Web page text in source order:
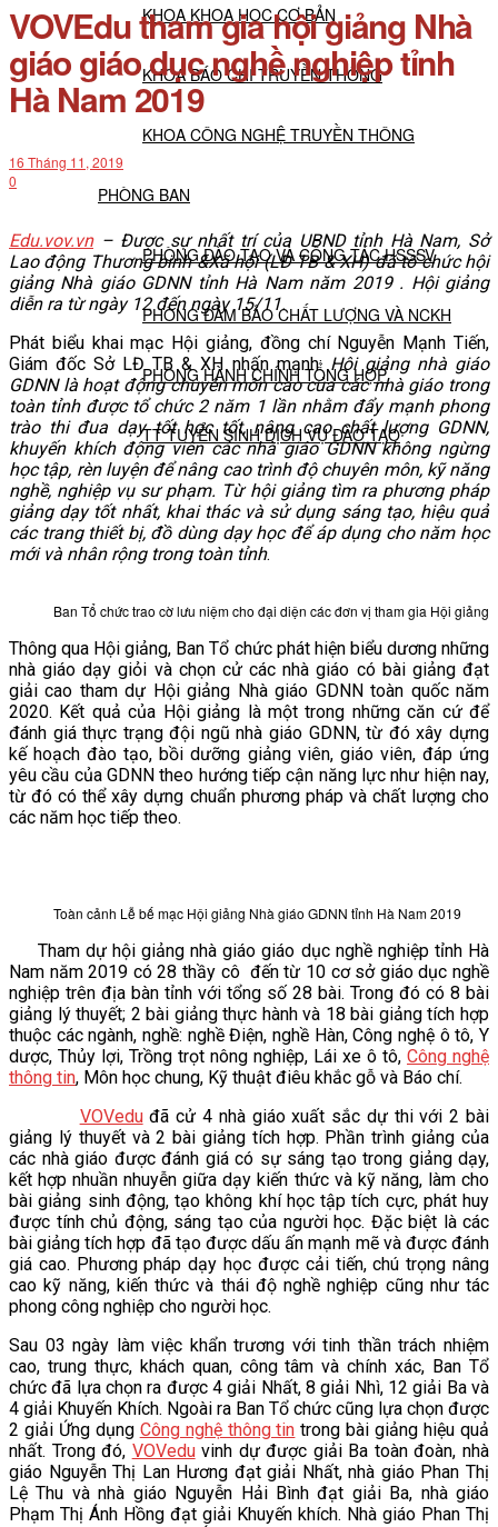
KHOA KHOA HỌC CƠ BẢN
KHOA BÁO CHÍ TRUYỀN THÔNG
KHOA CÔNG NGHỆ TRUYỀN THÔNG
PHÒNG BAN
PHÒNG ĐÀO TẠO VÀ CÔNG TÁC HSSSV
PHÒNG ĐẢM BẢO CHẤT LƯỢNG VÀ NCKH
PHÒNG HÀNH CHÍNH TỔNG HỢP
TT TUYỂN SINH DỊCH VỤ ĐÀO TẠO
NGHIÊN CỨU KHOA HỌC
VĂN BẢN
THƯ VIỆN
VOVEdu tham gia hội giảng Nhà
giáo giáo dục nghề nghiệp tỉnh
Hà Nam 2019
16 Tháng 11, 2019
0
Edu.vov.vn– Được sự nhất trí của UBND tỉnh Hà Nam, Sở
Lao động Thương binh &Xã hội (LĐ TB & XH) đã tổ chứchội
giảng Nhà giáo GDNN tỉnh Hà Nam năm 2019 . Hội giảng
diễn ra từ ngày 12 đến ngày 15/11.
Phát biểu khai mạc Hội giảng, đồng chí Nguyễn Mạnh Tiến,
Giám đốc Sở LĐ TB & XH nhấn mạnh:Hội giảng nhà giáo
GDNN là hoạt động chuyên môn cao của các nhà giáo trong
toàn tỉnh được tổ chức 2 năm 1 lần nhằm đẩy mạnh phong
trào thi đua dạy tốt học tốt, nâng cao chất lượng GDNN,
khuyến khích động viên các nhà giáo GDNN không ngừng
học tập, rèn luyện để nâng cao trình độ chuyên môn, kỹ năng
nghề, nghiệp vụ sư phạm. Từ hội giảng tìm ra phương pháp
giảng dạy tốt nhất, khai thác và sử dụng sáng tạo, hiệu quả
các trang thiết bị, đồ dùng dạy học để áp dụng cho năm học
mới và nhân rộng trong toàn tỉnh.
Ban Tổ chức trao cờ lưu niệm cho đại diện các đơn vị tham gia Hội giảng
Thông qua Hội giảng, Ban Tổ chức phát hiện biểu dương những
nhà giáo dạy giỏi và chọn cử các nhà giáo có bài giảng đạt
giải cao tham dự Hội giảng Nhà giáo GDNN toàn quốc năm
2020. Kết quả của Hội giảng là một trong những căn cứ để
đánh giá thực trạng đội ngũ nhà giáo GDNN, từ đó xây dựng
kế hoạch đào tạo, bồi dưỡng giảng viên, giáo viên, đáp ứng
yêu cầu của GDNN theo hướng tiếp cận năng lực như hiện nay,
từ đó có thể xây dựng chuẩn phương pháp và chất lượng cho
các năm học tiếp theo.
Toàn cảnh Lễ bế mạc Hội giảng Nhà giáo GDNN tỉnh Hà Nam 2019
Tham dự hội giảng nhà giáo giáo dục nghề nghiệp tỉnh Hà
Nam năm 2019 có 28 thầy cô đến từ 10 cơ sở giáo dục nghề
nghiệp trên địa bàn tỉnh với tổng số 28 bài. Trong đó có 8 bài
giảng lý thuyết; 2 bài giảng thực hành và 18 bài giảng tích hợp
thuộc các ngành, nghề: nghề Điện, nghề Hàn, Công nghệ ô tô, Y
dược, Thủy lợi, Trồng trọt nông nghiệp, Lái xe ô tô, Công nghệ
thông tin, Môn học chung, Kỹ thuật điêu khắc gỗ và Báo chí.
VOVeduđã cử 4 nhà giáo xuất sắc dự thi với 2 bài
giảng lý thuyết và 2 bài giảng tích hợp. Phần trình giảng của
các nhà giáo được đánh giá có sự sáng tạo trong giảng dạy,
kết hợp nhuần nhuyễn giữa dạy kiến thức và kỹ năng, làm cho
bài giảng sinh động, tạo không khí học tập tích cực, phát huy
được tính chủ động, sáng tạo của người học. Đặc biệt là các
bài giảng tích hợp đã tạo được dấu ấn mạnh mẽ và được đánh
giá cao. Phương pháp dạy học được cải tiến, chú trọng nâng
cao kỹ năng, kiến thức và thái độ nghề nghiệp cũng như tác
phong công nghiệp cho người học.
Sau 03 ngày làm việc khẩn trương với tinh thần trách nhiệm
cao, trung thực, khách quan, công tâm và chính xác, Ban Tổ
chức đã lựa chọn ra được 4 giải Nhất, 8 giải Nhì, 12 giải Ba và
4 giải Khuyến Khích. Ngoài ra Ban Tổ chức cũng lựa chọn được
2 giải Ứng dụng Công nghệ thông tin trong bài giảng hiệu quả
nhất. Trong đó, VOVeduvinh dự được giải Ba toàn đoàn, nhà
giáo Nguyễn Thị Lan Hương đạt giải Nhất, nhà giáo Phan Thị
Lệ Thu và nhà giáo Nguyễn Hải Bình đạt giải Ba, nhà giáo
Phạm Thị Ánh Hồng đạt giải Khuyến khích. Nhà giáo Phan Thị